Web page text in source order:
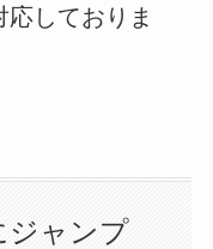
しておりま
ジャンプ